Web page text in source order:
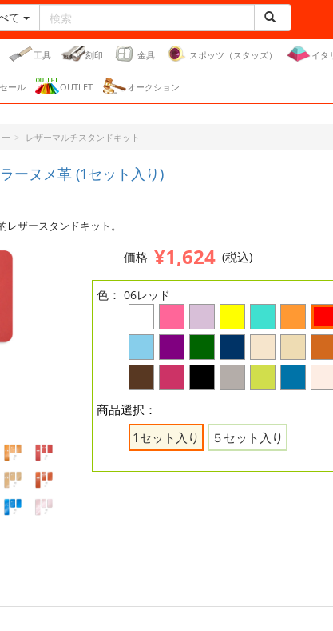
て
工具 刻印 金具 スポッツ（スタッズ） イタ
セール OUTLET オークション
レザーマルチスタンドキット
ーヌメ革 (1セット入り)
ザースタンドキット。
価格 ¥1,624 (税込)
色： 06レッド
商品選択：
1セット入り
５セット入り